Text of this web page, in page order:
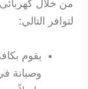
من خلال
لتوافر التالي:
يقوم
وصيانة